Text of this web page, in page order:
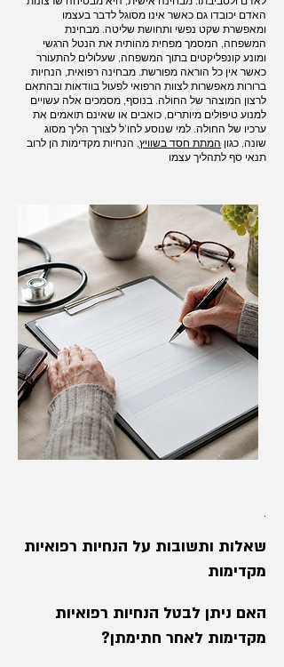
האדם יכובדו גם כאשר אינו מסוגל לדבר בעצמו
ומאפשרת שקט נפשי ותחושת שליטה. מבחינת
המשפחה, המסמך מפחית מהותית את הנטל הרגשי
ומונע קונפליקטים בתוך המשפחה, שעלולים להתעורר
כאשר אין כל הוראה מפורשת. מבחינה רפואית, הנחיות
ברורות מאפשרות לצוות הרפואי לפעול בוודאות ובהתאם
לרצון המוצהר של החולה. בנוסף, מסמכים אלה עשויים
למנוע טיפולים מיותרים, כואבים או שאינם תואמים את
ערכיו של החולה. למי שנוסע לחו'ל לצורך הליך מסוג
שונה, כגון המתת חסד בשוויץ, הנחיות מקדימות הן לרוב
תנאי סף לתהליך עצמו
.
שאלות ותשובות על הנחיות רפואיות
מקדימות
האם ניתן לבטל הנחיות רפואיות
מקדימות לאחר חתימתן?